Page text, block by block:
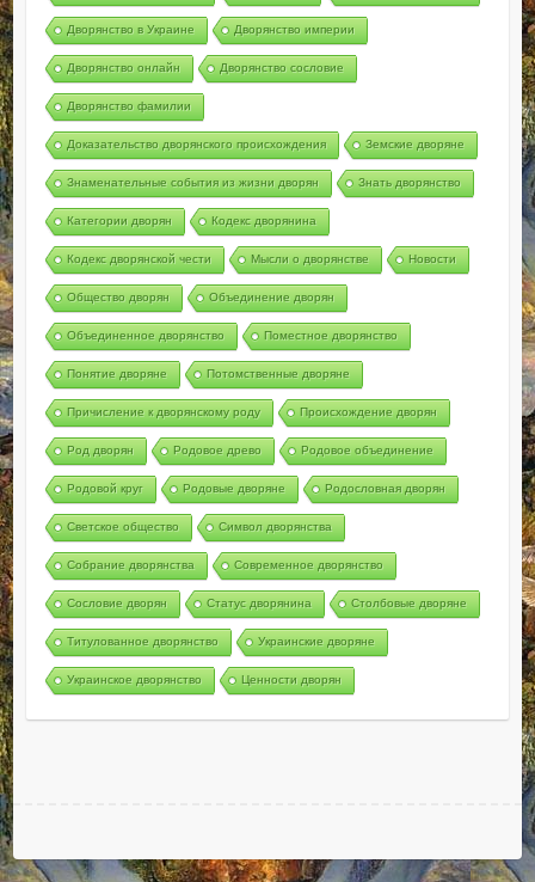
Дворянство в Украине Дворянство империи
Дворянство онлайн Дворянство сословие
Дворянство фамилии
Доказательство дворянского происхождения Земские дворяне
Знаменательные события из жизни дворян Знать дворянство
Категории дворян Кодекс дворянина
Кодекс дворянской чести Мысли о дворянстве Новости
Общество дворян Объединение дворян
Объединенное дворянство Поместное дворянство
Понятие дворяне Потомственные дворяне
Причисление к дворянскому роду Происхождение дворян
Род дворян Родовое древо Родовое объединение
Родовой круг Родовые дворяне Родословная дворян
Светское общество Символ дворянства
Собрание дворянства Современное дворянство
Сословие дворян Статус дворянина Столбовые дворяне
Титулованное дворянство Украинские дворяне
Украинское дворянство Ценности дворян